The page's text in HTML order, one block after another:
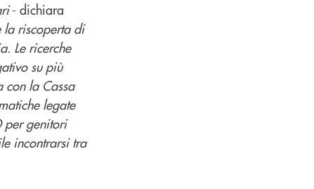
- dichiara
la riscoperta di
Le ricerche
su più
la Cassa
legate
per genitori
incontrarsi tra